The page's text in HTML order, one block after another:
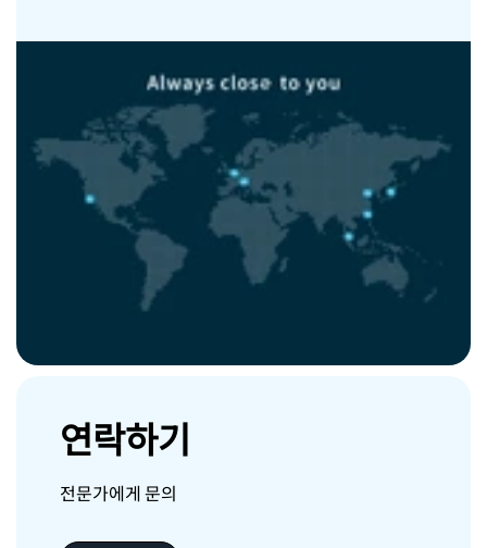
연락하기
전문가에게 문의